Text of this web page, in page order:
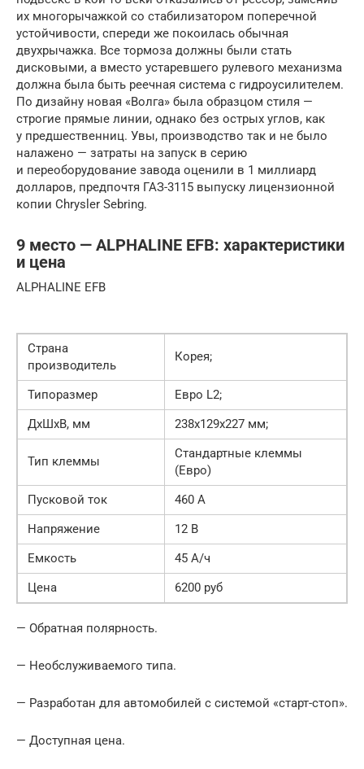
их многорычажкой со стабилизатором поперечной
устойчивости, спереди же покоилась обычная
двухрычажка. Все тормоза должны были стать
дисковыми, а вместо устаревшего рулевого механизма
должна была быть реечная система с гидроусилителем.
По дизайну новая «Волга» была образцом стиля —
строгие прямые линии, однако без острых углов, как
у предшественниц. Увы, производство так и не было
налажено — затраты на запуск в серию
и переоборудование завода оценили в 1 миллиард
долларов, предпочтя ГАЗ-3115 выпуску лицензионной
копии Chrysler Sebring.
9 место — ALPHALINE EFB: характеристики
и цена
ALPHALINE EFB
Страна
производитель
Корея;
Типоразмер
Евро L2;
ДхШхВ, мм
238x129x227 мм;
Тип клеммы
Стандартные клеммы
(Евро)
Пусковой ток
460 А
Напряжение
12 В
Емкость
45 А/ч
Цена
6200 руб
— Обратная полярность.
— Необслуживаемого типа.
— Разработан для автомобилей с системой «старт-стоп».
— Доступная цена.